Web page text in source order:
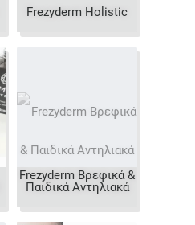
Frezyderm Holistic
Frezyderm Βρεφικά &
Παιδικά Αντηλιακά